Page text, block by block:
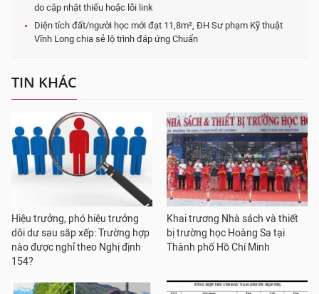
do cập nhật thiếu hoặc lỗi link
Diện tích đất/người học mới đạt 11,8m², ĐH Sư phạm Kỹ thuật
Vĩnh Long chia sẻ lộ trình đáp ứng Chuẩn
TIN KHÁC
Hiệu trưởng, phó hiệu trưởng
dôi dư sau sắp xếp: Trường hợp
nào được nghỉ theo Nghị định
154?
Khai trương Nhà sách và thiết
bị trường học Hoàng Sa tại
Thành phố Hồ Chí Minh